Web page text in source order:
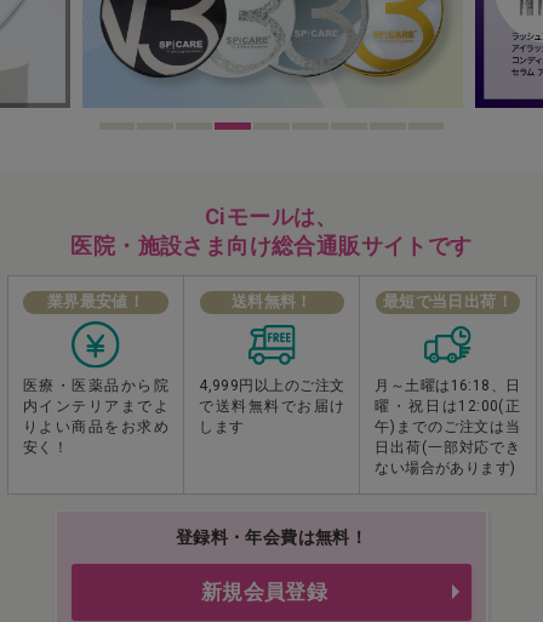
Ciモールは、
医院・施設さま向け総合通販サイトです
業界最安値！
医療・医薬品から 院
内インテリアまで よ
りよい商品をお求め
安く！
送料無料！
4,999円以上のご注文
で送料無料でお届け
します
最短で当日出荷！
月～土曜は16:18、
日
曜・祝日は12:00(正
午)までのご注文は当
日出荷(一部対応でき
ない場合があります)
登録料・年会費は無料！
新規会員登録